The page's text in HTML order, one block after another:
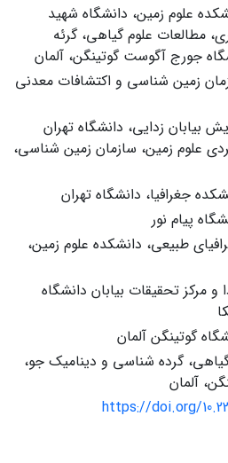
علوم زمین، دانشگاه شهید
مطالعات علوم گیاهی، گرئه
جورج آگوست گوتینگن، آلمان
زمین شناسی و اکتشافات معدنی
بیابان زدایی، دانشگاه تهران
علوم زمین، سازمان زمین شناسی،
جغرافیا، دانشگاه تهران
پیام نور
طبیعی، دانشکده علوم زمین،
و مرکز تحقیقات بیابان دانشگاه
گوتینگن آلمان
گرده شناسی و دینامیک جو،
آلمان
https://doi.org/